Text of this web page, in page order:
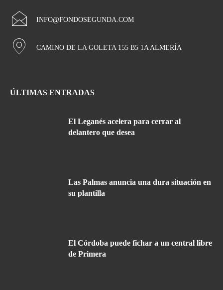
INFO@FONDOSEGUNDA.COM
CAMINO DE LA GOLETA 155 B5 1A ALMERÍA
ÚLTIMAS ENTRADAS
El Leganés acelera para cerrar al
delantero que desea
Las Palmas anuncia una dura situación en
su plantilla
El Córdoba puede fichar a un central libre
de Primera